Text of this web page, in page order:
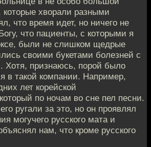
хворали разными
что время идет, но ничего не
что пациенты, с которыми я
были не слишком щедрые
своими букетами болезней с
Хотя, признаюсь, порой было
в такой компании. Например,
лет корейской
по ночам во сне пел песни.
ругали за это, но он проявлял
могучего русского мата и
нам, что кроме русского